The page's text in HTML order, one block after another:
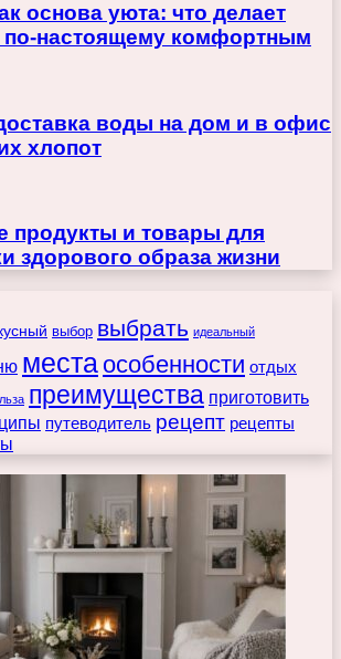
основа уюта: что делает
по-настоящему комфортным
воды на дом и в офис
хлопот
продукты и товары для
здорового образа жизни
выбор выбрать идеальный
места особенности отдых
преимущества приготовить
путеводитель рецепт рецепты